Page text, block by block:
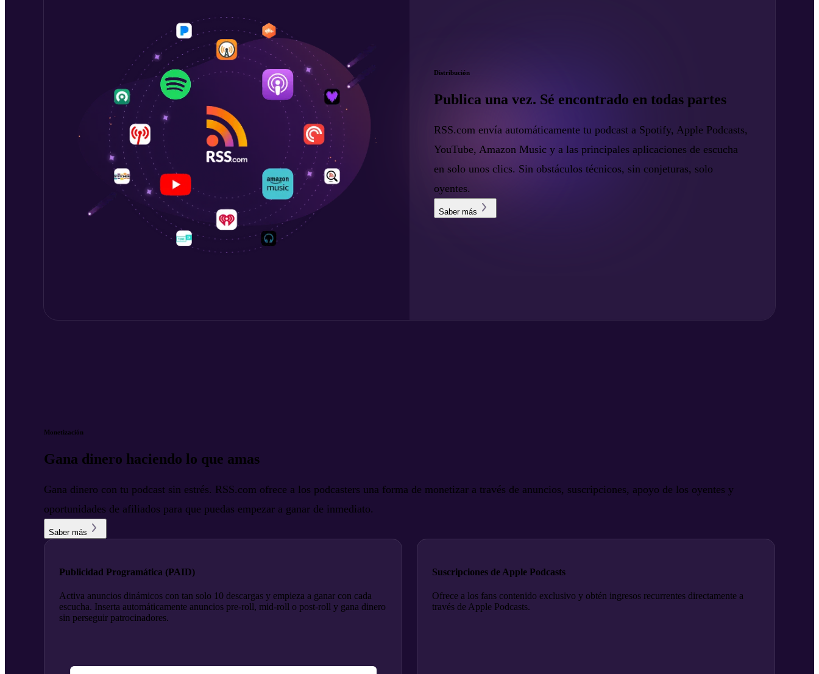
Distribución
Publica una vez. Sé encontrado en todas partes
RSS.com envía automáticamente tu podcast a Spotify, Apple Podcasts,
YouTube, Amazon Music y a las principales aplicaciones de escucha
en solo unos clics. Sin obstáculos técnicos, sin conjeturas, solo
oyentes.
Saber más
Monetización
Gana dinero haciendo lo que amas
Gana dinero con tu podcast sin estrés. RSS.com ofrece a los podcasters una forma de monetizar a través de anuncios, suscripciones, apoyo de los oyentes y
oportunidades de afiliados para que puedas empezar a ganar de inmediato.
Saber más
Publicidad Programática (PAID)
Activa anuncios dinámicos con tan solo 10 descargas y empieza a ganar con cada
escucha. Inserta automáticamente anuncios pre-roll, mid-roll o post-roll y gana dinero
sin perseguir patrocinadores.
Suscripciones de Apple Podcasts
Ofrece a los fans contenido exclusivo y obtén ingresos recurrentes directamente a
través de Apple Podcasts.